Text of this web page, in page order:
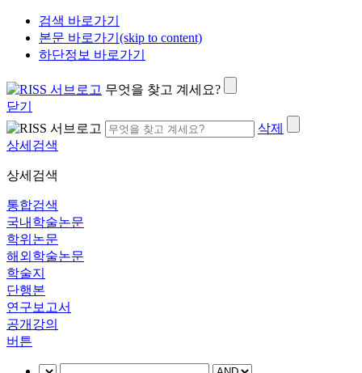
검색 바로가기
본문 바로가기(skip to content)
하단정보 바로가기
무엇을 찾고 계세요?
닫기
삭제
상세검색
상세검색
통합검색
국내학술논문
학위논문
해외학술논문
학술지
단행본
연구보고서
공개강의
버튼